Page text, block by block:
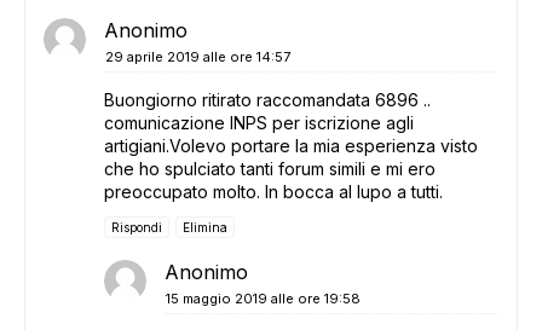
Anonimo
29 aprile 2019 alle ore 14:57
Buongiorno ritirato raccomandata 6896 ..
comunicazione INPS per iscrizione agli
artigiani.Volevo portare la mia esperienza visto
che ho spulciato tanti forum simili e mi ero
preoccupato molto. In bocca al lupo a tutti.
Rispondi Elimina
Anonimo
15 maggio 2019 alle ore 19:58